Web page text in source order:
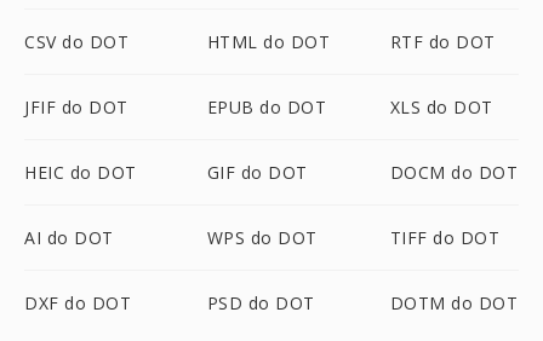
CSV do DOT HTML do DOT RTF do DOT
JFIF do DOT EPUB do DOT XLS do DOT
HEIC do DOT GIF do DOT DOCM do DOT
AI do DOT WPS do DOT TIFF do DOT
DXF do DOT PSD do DOT DOTM do DOT